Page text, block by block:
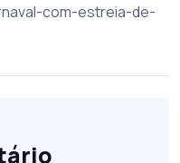
com-estreia-de-